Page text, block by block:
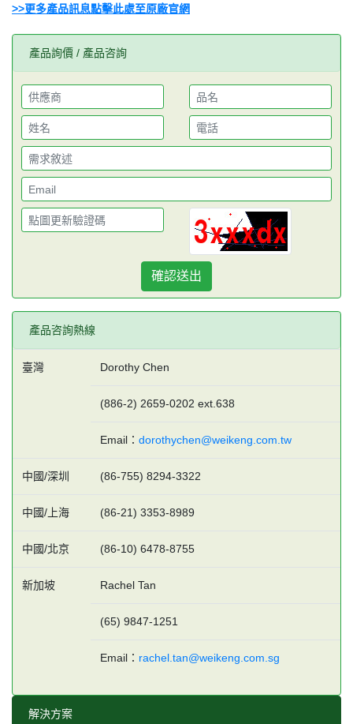
>>更多產品訊息點擊此處至原廠官網
產品詢價 / 產品咨詢
確認送出
產品咨詢熱線
臺灣 Dorothy Chen
(886-2) 2659-0202 ext.638
Email： dorothychen@weikeng.com.tw
中國/深圳 (86-755) 8294-3322
中國/上海 (86-21) 3353-8989
中國/北京 (86-10) 6478-8755
新加坡 Rachel Tan
(65) 9847-1251
Email： rachel.tan@weikeng.com.sg
解決方案